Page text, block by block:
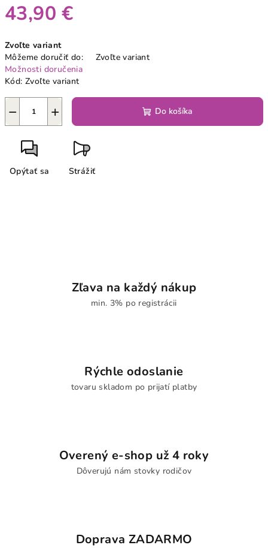
43,90 €
cena:
Zvoľte variant
Môžeme doručiť do:
Zvoľte variant
Možnosti doručenia
Kód: Zvoľte variant
+
− Do košíka
Opýtať sa Strážiť
Zľava na každý nákup
min. 3% po registrácii
Rýchle odoslanie
tovaru skladom po prijatí platby
Overený e-shop už 4 roky
Dôverujú nám stovky rodičov
Doprava ZADARMO